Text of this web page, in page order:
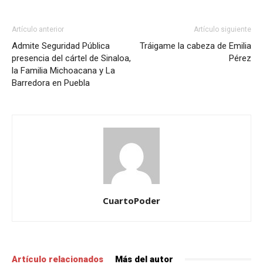
Artículo anterior
Admite Seguridad Pública
presencia del cártel de Sinaloa,
la Familia Michoacana y La
Barredora en Puebla
Artículo siguiente
Tráigame la cabeza de Emilia
Pérez
CuartoPoder
Artículo relacionados Más del autor